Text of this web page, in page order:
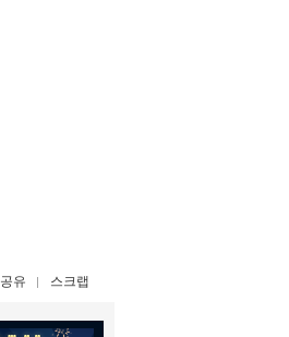
공유 스크랩